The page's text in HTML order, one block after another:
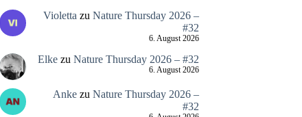
Violetta zu Nature Thursday 2026 –
#32
6. August 2026
Elkezu Nature Thursday 2026 – #32
6. August 2026
Ankezu Nature Thursday 2026 –
#32